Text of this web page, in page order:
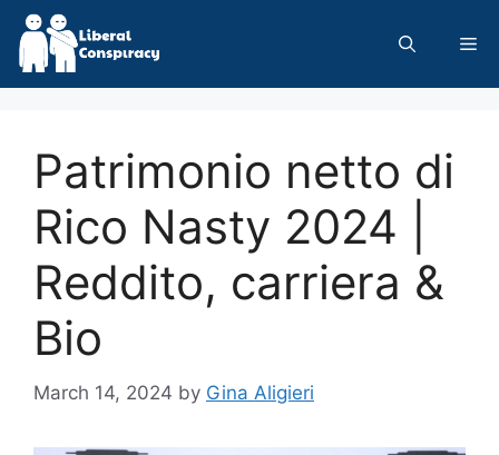
Skip
content
Patrimonio netto di
Rico Nasty 2024 |
Reddito, carriera &
Bio
March 14, 2024 by Gina Aligieri